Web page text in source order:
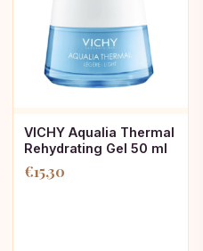
VICHY Aqualia Thermal
Rehydrating Gel 50 ml
€15,30